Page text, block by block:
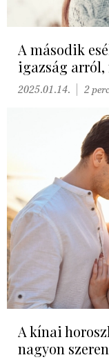
A második
igazság arról,
2025.01.14. 2
A kínai
nagyon